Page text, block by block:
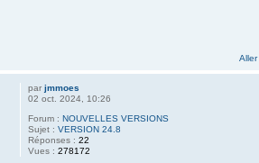
parjmmoes
02 oct. 2024, 10:26
Forum :NOUVELLES VERSIONS
Sujet :VERSION 24.8
Réponses :22
Vues :278172